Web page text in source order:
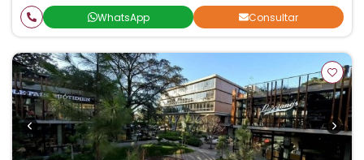
WhatsApp Consultar